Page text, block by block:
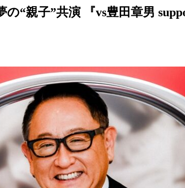
“親子”共演 『vs豊田章男